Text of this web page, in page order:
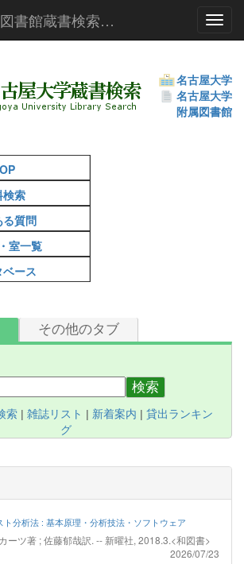
名古屋大学附属図書館蔵書検索（OPAC）
名古屋大学
名古屋大学
附属図書館
検索
る質問
室一覧
ース
その他のタブ
検索
索 | 雑誌リスト | 新着案内 | 貸出ランキン
グ
ト分析法 : 基本原理・分析技法・ソフトウェア
ーツ著 ; 佐藤郁哉訳. -- 新曜社, 2018.3.<和図書>
2026/07/23